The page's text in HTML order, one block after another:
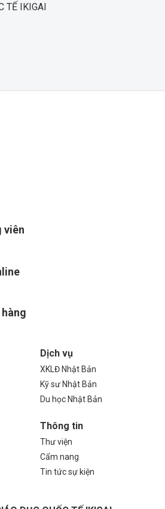
TẾ IKIGAI
viên
Dịch vụ
XKLĐ Nhật Bản
Kỹ sư Nhật Bản
Du học Nhật Bản
Thông tin
Thư viện
Cẩm nang
Tin tức sự kiện